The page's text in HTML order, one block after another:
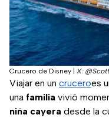
Crucero de Disney X:
Viajar en un cruceroes
una familia vivió
niña cayera desde la